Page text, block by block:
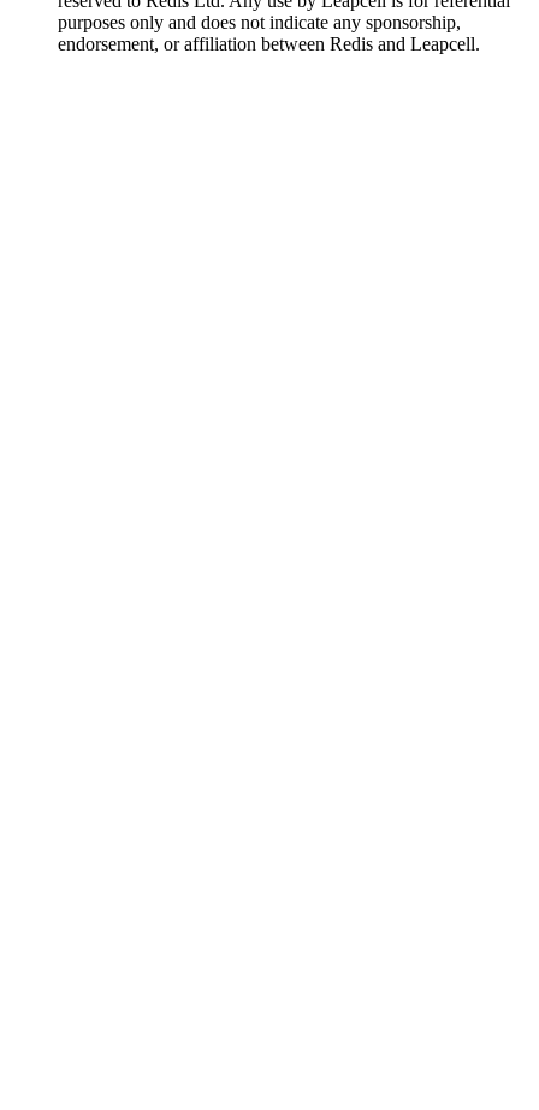
purposes only and does not indicate any sponsorship,
endorsement, or affiliation between Redis and Leapcell.